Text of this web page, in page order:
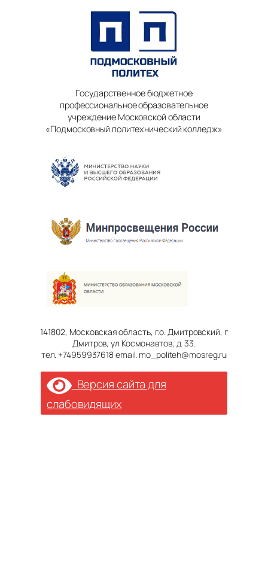
Государственное бюджетное
профессиональное образовательное
учреждение Московской области
«Подмосковный политехнический колледж»
141802, Московская область, г.о. Дмитровский, г
Дмитров, ул Космонавтов, д. 33.
тел. +74959937618 email. mo_politeh@mosreg.ru
Версия сайта для
слабовидящих